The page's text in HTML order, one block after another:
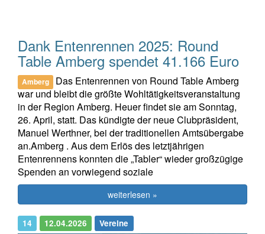
Dank Entenrennen 2025: Round
Table Amberg spendet 41.166 Euro
Amberg
Das Entenrennen von Round Table Amberg
war und bleibt die größte Wohltätigkeitsveranstaltung
in der Region Amberg. Heuer findet sie am Sonntag,
26. April, statt. Das kündigte der neue Clubpräsident,
Manuel Werthner, bei der traditionellen Amtsübergabe
an.Amberg . Aus dem Erlös des letztjährigen
Entenrennens konnten die „Tabler“ wieder großzügige
Spenden an vorwiegend soziale
weiterlesen »
14 12.04.2026 Vereine